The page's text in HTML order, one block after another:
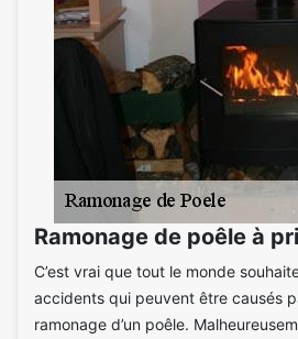
Ramonage de poêle à
C’est vrai que tout le monde
accidents qui peuvent être causés
ramonage d’un poêle.